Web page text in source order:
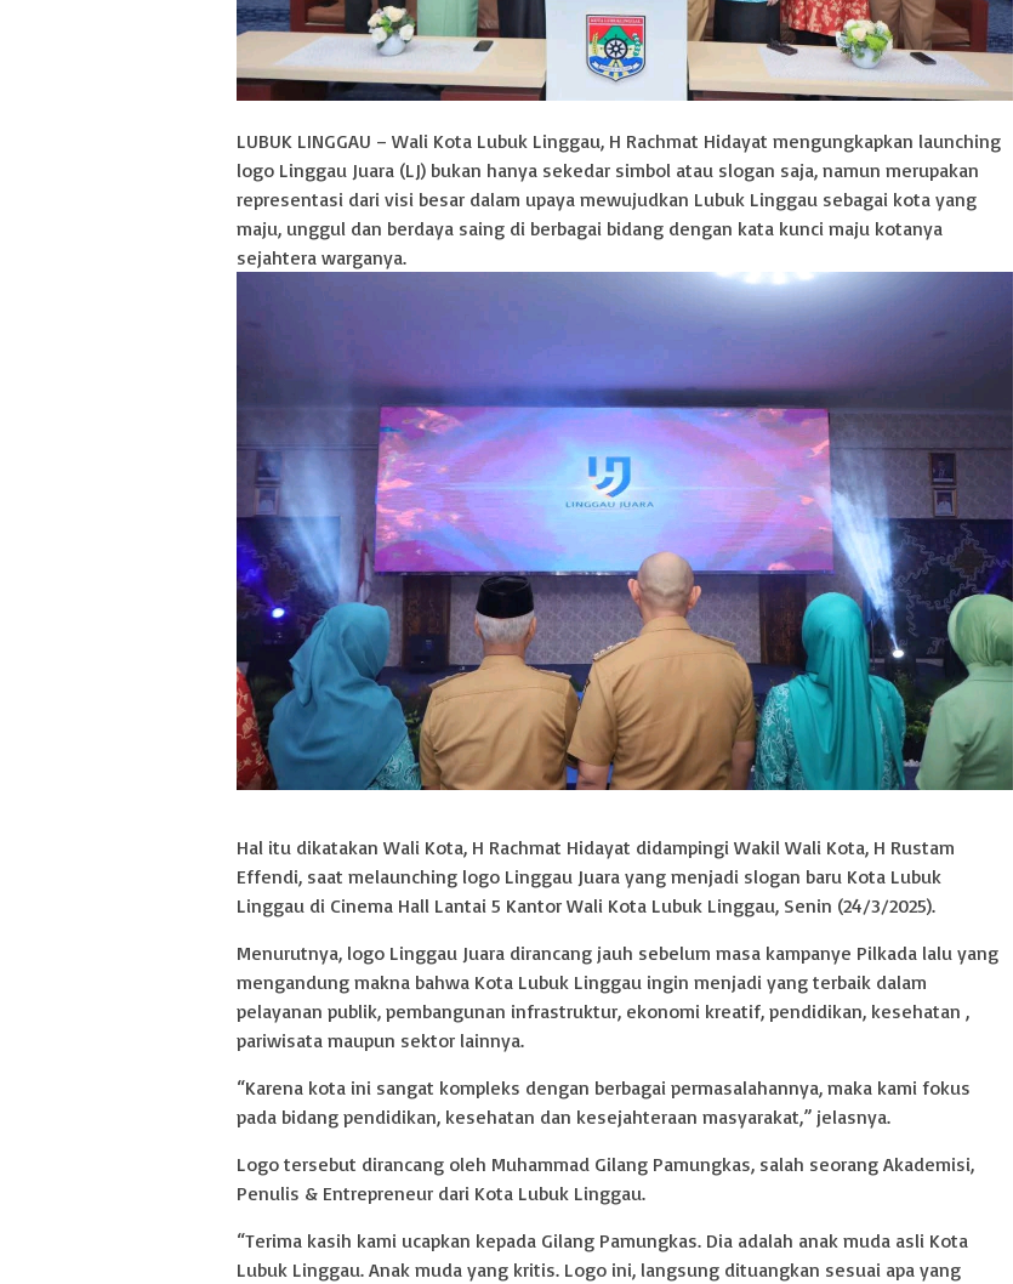
LUBUK LINGGAU – Wali Kota Lubuk Linggau, H Rachmat Hidayat mengungkapkan launching
logo Linggau Juara (LJ) bukan hanya sekedar simbol atau slogan saja, namun merupakan
representasi dari visi besar dalam upaya mewujudkan Lubuk Linggau sebagai kota yang
maju, unggul dan berdaya saing di berbagai bidang dengan kata kunci maju kotanya
sejahtera warganya.
Hal itu dikatakan Wali Kota, H Rachmat Hidayat didampingi Wakil Wali Kota, H Rustam
Effendi, saat melaunching logo Linggau Juara yang menjadi slogan baru Kota Lubuk
Linggau di Cinema Hall Lantai 5 Kantor Wali Kota Lubuk Linggau, Senin (24/3/2025).
Menurutnya, logo Linggau Juara dirancang jauh sebelum masa kampanye Pilkada lalu yang
mengandung makna bahwa Kota Lubuk Linggau ingin menjadi yang terbaik dalam
pelayanan publik, pembangunan infrastruktur, ekonomi kreatif, pendidikan, kesehatan ,
pariwisata maupun sektor lainnya.
“Karena kota ini sangat kompleks dengan berbagai permasalahannya, maka kami fokus
pada bidang pendidikan, kesehatan dan kesejahteraan masyarakat,” jelasnya.
Logo tersebut dirancang oleh Muhammad Gilang Pamungkas, salah seorang Akademisi,
Penulis & Entrepreneur dari Kota Lubuk Linggau.
“Terima kasih kami ucapkan kepada Gilang Pamungkas. Dia adalah anak muda asli Kota
Lubuk Linggau. Anak muda yang kritis. Logo ini, langsung dituangkan sesuai apa yang